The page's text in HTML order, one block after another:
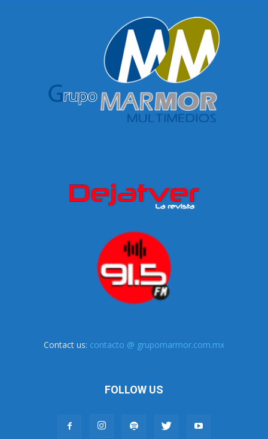
Contact us: contacto @ grupomarmor.com.mx
FOLLOW US